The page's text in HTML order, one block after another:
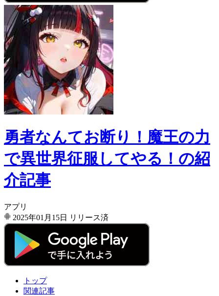
勇者なんてお断り！魔王の力
で異世界征服してやる！の紹
介記事
アプリ
2025年01月15日
リリース済
トップ
関連記事